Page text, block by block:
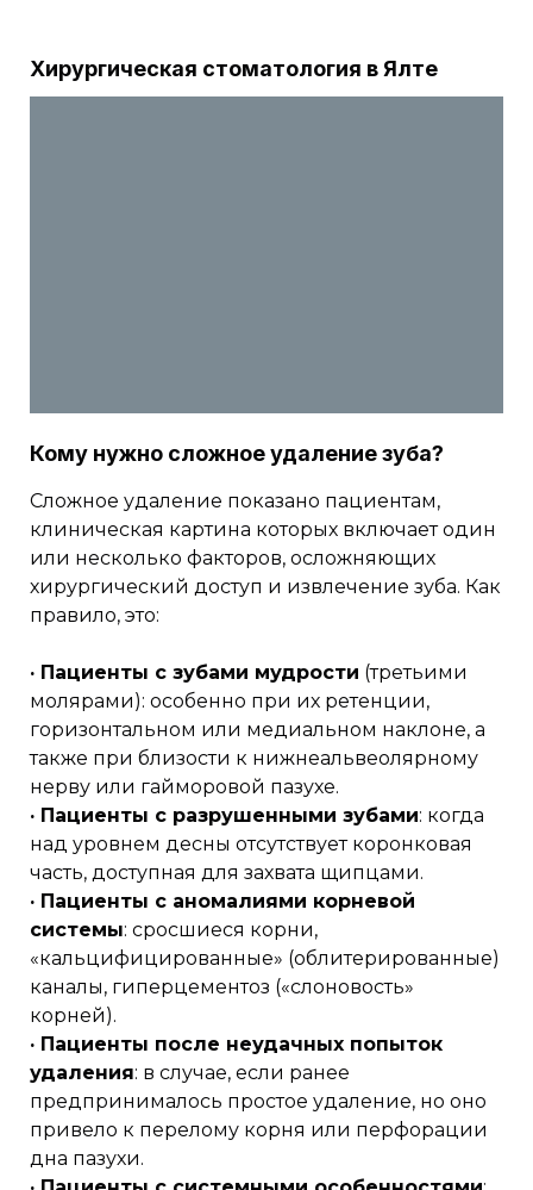
Хирургическая стоматология в Ялте
Кому нужно сложное удаление зуба?
Сложное удаление показано пациентам,
клиническая картина которых включает один
или несколько факторов, осложняющих
хирургический доступ и извлечение зуба. Как
правило, это:
· Пациенты с зубами мудрости (третьими
молярами): особенно при их ретенции,
горизонтальном или медиальном наклоне, а
также при близости к нижнеальвеолярному
нерву или гайморовой пазухе.
· Пациенты с разрушенными зубами: когда
над уровнем десны отсутствует коронковая
часть, доступная для захвата щипцами.
· Пациенты с аномалиями корневой
системы: сросшиеся корни,
«кальцифицированные» (облитерированные)
каналы, гиперцементоз («слоновость»
корней).
· Пациенты после неудачных попыток
удаления: в случае, если ранее
предпринималось простое удаление, но оно
привело к перелому корня или перфорации
дна пазухи.